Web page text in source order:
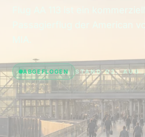
Flug AA 113 ist ein
Passagierflug der American
ABGEFLOGEN STAND 02.